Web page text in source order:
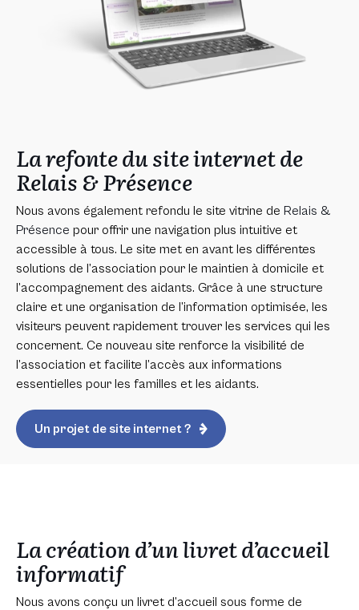
La refonte du site internet de
Relais & Présence
Nous avons également refondu le site vitrine de Relais &
Présence pour offrir une navigation plus intuitive et
accessible à tous. Le site met en avant les différentes
solutions de l’association pour le maintien à domicile et
l’accompagnement des aidants. Grâce à une structure
claire et une organisation de l’information optimisée, les
visiteurs peuvent rapidement trouver les services qui les
concernent. Ce nouveau site renforce la visibilité de
l’association et facilite l’accès aux informations
essentielles pour les familles et les aidants.
Un projet de site internet ?
La création d’un livret d’accueil
informatif
Nous avons conçu un livret d’accueil sous forme de